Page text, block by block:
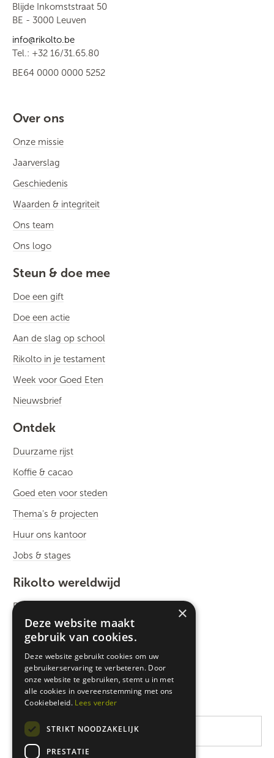
Blijde Inkomststraat 50
BE - 3000 Leuven
info@rikolto.be
Tel.: +32 16/31.65.80
BE64 0000 0000 5252
Over ons
Onze missie
Jaarverslag
Geschiedenis
Waarden & integriteit
Ons team
Ons logo
Steun & doe mee
Doe een gift
Doe een actie
Aan de slag op school
Rikolto in je testament
Week voor Goed Eten
Nieuwsbrief
Ontdek
Duurzame rijst
Koffie & cacao
Goed eten voor steden
Thema's & projecten
Huur ons kantoor
Jobs & stages
Rikolto wereldwijd
Rikolto International
Zuid-Oost Azië
West-Afrika
Latijns-Amerika
×
Deze website maakt
gebruik van cookies.
Deze website gebruikt cookies om uw
gebruikerservaring te verbeteren. Door
onze website te gebruiken, stemt u in met
alle cookies in overeenstemming met ons
Cookiebeleid. Lees verder
STRIKT NOODZAKELIJK
PRESTATIE